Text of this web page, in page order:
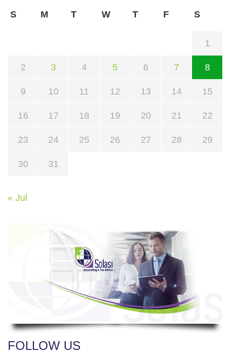
S M T W T F S
1
2 3 4 5 6 7 8
9 10 11 12 13 14 15
16 17 18 19 20 21 22
23 24 25 26 27 28 29
30 31
« Jul
FOLLOW US